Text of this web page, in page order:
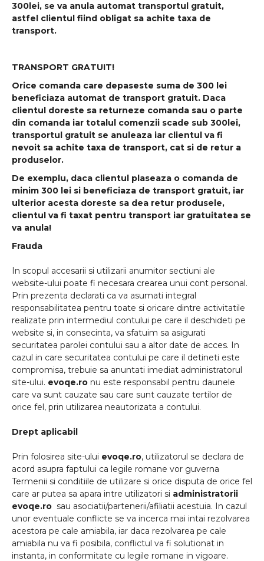
300lei, se va anula automat transportul gratuit,
astfel clientul fiind obligat sa achite taxa de
transport.
TRANSPORT GRATUIT!
Orice comanda care depaseste suma de 300 lei
beneficiaza automat de transport gratuit. Daca
clientul doreste sa returneze comanda sau o parte
din comanda iar totalul comenzii scade sub 300lei,
transportul gratuit se anuleaza iar clientul va fi
nevoit sa achite taxa de transport, cat si de retur a
produselor.
De exemplu, daca clientul plaseaza o comanda de
minim 300 lei si beneficiaza de transport gratuit, iar
ulterior acesta doreste sa dea retur produsele,
clientul va fi taxat pentru transport iar gratuitatea se
va anula!
Frauda
In scopul accesarii si utilizarii anumitor sectiuni ale
website-ului poate fi necesara crearea unui cont personal.
Prin prezenta declarati ca va asumati integral
responsabilitatea pentru toate si oricare dintre activitatile
realizate prin intermediul contului pe care il deschideti pe
website si, in consecinta, va sfatuim sa asigurati
securitatea parolei contului sau a altor date de acces. In
cazul in care securitatea contului pe care il detineti este
compromisa, trebuie sa anuntati imediat administratorul
site-ului. evoqe.ro nu este responsabil pentru daunele
care va sunt cauzate sau care sunt cauzate tertilor de
orice fel, prin utilizarea neautorizata a contului.
Drept aplicabil
Prin folosirea site-ului evoqe.ro, utilizatorul se declara de
acord asupra faptului ca legile romane vor guverna
Termenii si conditiile de utilizare si orice disputa de orice fel
care ar putea sa apara intre utilizatori si administratorii
evoqe.ro sau asociatii/partenerii/afiliatii acestuia. In cazul
unor eventuale conflicte se va incerca mai intai rezolvarea
acestora pe cale amiabila, iar daca rezolvarea pe cale
amiabila nu va fi posibila, conflictul va fi solutionat in
instanta, in conformitate cu legile romane in vigoare.